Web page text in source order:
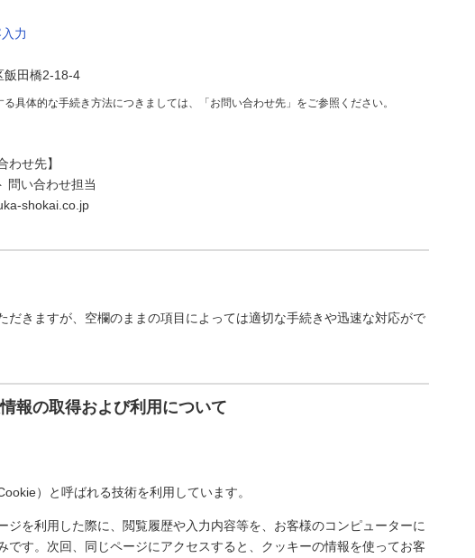
力
飯田橋2-18-4
具体的な手続き方法につきましては、「お問い合わせ先」をご参照ください。
わせ先】
問い合わせ担当
shokai.co.jp
だきますが、空欄のままの項目によっては適切な手続きや迅速な対応がで
報の取得および利用について
）と呼ばれる技術を利用しています。
ジを利用した際に、閲覧履歴や入力内容等を、お客様のコンピューターに
です。次回、同じページにアクセスすると、クッキーの情報を使ってお客